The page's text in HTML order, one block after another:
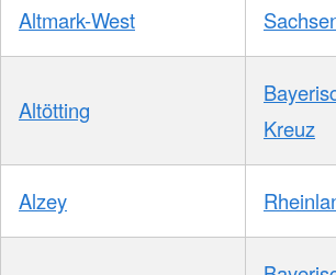
Altmark-West
Altötting
Kreuz
Alzey